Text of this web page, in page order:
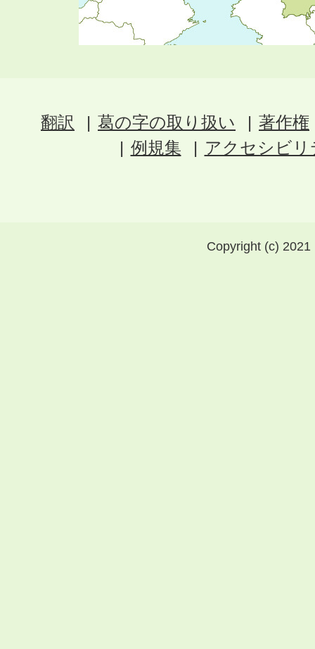
翻訳 葛の字の取り扱い
著作権
例規集
アクセシビ
Copyright (c)